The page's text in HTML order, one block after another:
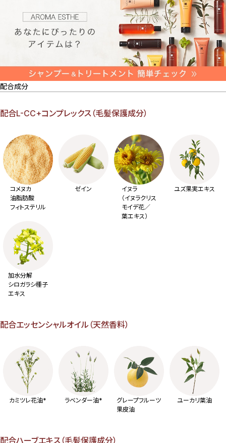
配合成分
配合L-CC+コンプレックス（毛髪保護成分）
コメヌカ
油脂肪酸
フィトステリル
ゼイン
イヌラ
（イヌラクリス
モイデ花／
葉エキス）
ユズ果実エキス
加水分解
シロガラシ種子
エキス
配合エッセンシャルオイル（天然香料）
カミツレ花油* ラベンダー油*
グレープフルーツ
果皮油
ユーカリ葉油
配合ハーブエキス（毛髪保護成分）